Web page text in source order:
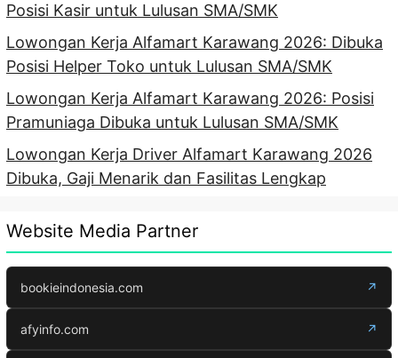
Posisi Kasir untuk Lulusan SMA/SMK
Lowongan Kerja Alfamart Karawang 2026: Dibuka
Posisi Helper Toko untuk Lulusan SMA/SMK
Lowongan Kerja Alfamart Karawang 2026: Posisi
Pramuniaga Dibuka untuk Lulusan SMA/SMK
Lowongan Kerja Driver Alfamart Karawang 2026
Dibuka, Gaji Menarik dan Fasilitas Lengkap
Website Media Partner
bookieindonesia.com ↗
afyinfo.com ↗